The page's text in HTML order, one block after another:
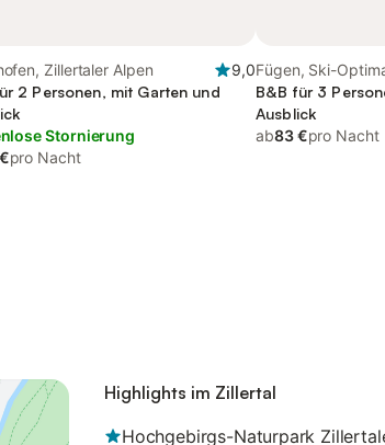
Zillertaler Alpen
9,0
2 Personen, mit Garten und
Stornierung
pro Nacht
Fügen, Ski-
B&B für 3
Ausblick
ab83 €pro Nacht
Highlights im Zillertal
Hochgebirgs-Naturpark